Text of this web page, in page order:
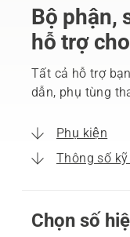
Bộ phận,
hỗ trợ
Tất cả hỗ trợ
dẫn, phụ tùng
Phụ kiện
Thông số
Chọn số